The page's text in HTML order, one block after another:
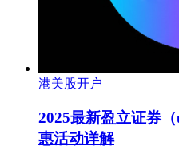
港美股开户
2025最新盈立证券
惠活动详解